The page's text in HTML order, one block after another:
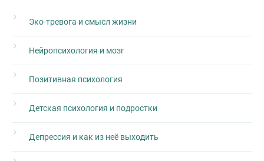
Эко-тревога и смысл жизни
Нейропсихология и мозг
Позитивная психология
Детская психология и подростки
Депрессия и как из неё выходить